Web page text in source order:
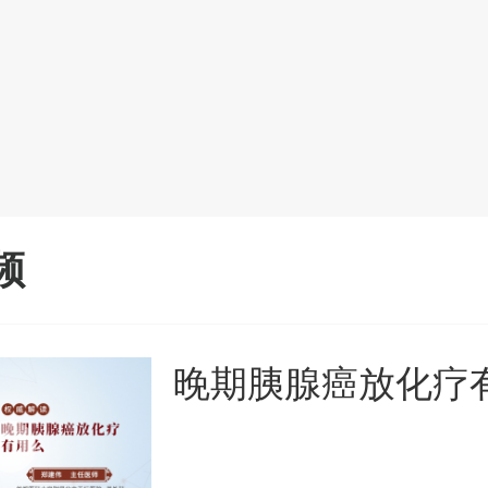
晚期胰腺癌放化疗